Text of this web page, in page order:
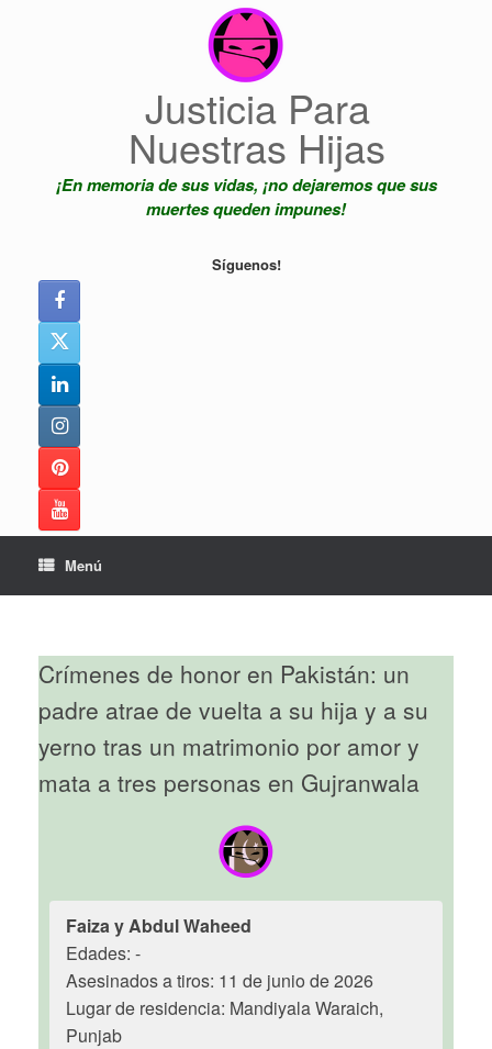
Justicia Para
Nuestras Hijas
¡En memoria de sus vidas, ¡no dejaremos que sus
muertes queden impunes!
Síguenos!
Menú
Crímenes de honor en Pakistán: un
padre atrae de vuelta a su hija y a su
yerno tras un matrimonio por amor y
mata a tres personas en Gujranwala
Faiza y Abdul Waheed
Edades: -
Asesinados a tiros: 11 de junio de 2026
Lugar de residencia: Mandiyala Waraich,
Punjab